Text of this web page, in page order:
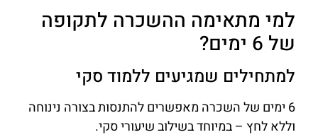
למי מתאימה ההשכרה לתקופה
של 6 ימים?
למתחילים שמגיעים ללמוד סקי
6 ימים של השכרה מאפשרים להתנסות בצורה נינוחה
וללא לחץ – במיוחד בשילוב שיעורי סקי.